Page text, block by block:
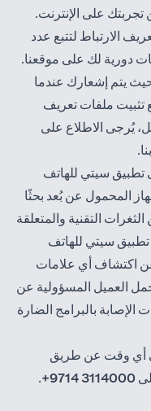
تجربتك على الإنترنت.
الارتباط لتتبع عدد
دورية لك على موقعنا.
يتم إشعارك عندما
تثبيت ملفات تعريف
يُرجى الاطلاع على
.
سيتي للهاتف
المحمول عن بُعد بحثًا
التقنية والمتعلقة
تطبيق سيتي للهاتف
اكتشاف أي علامات
العميل المسؤولية عن
بالبرامج الضارة
أي وقت عن طريق
3114000 9714+
.